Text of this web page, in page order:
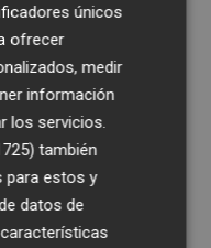
2027 y
de 5 de julio,
también
cuyo
sea
convocatoria
mismo mes
únicos
ofrecer
medir
información
los servicios.
también
para estos y
datos de